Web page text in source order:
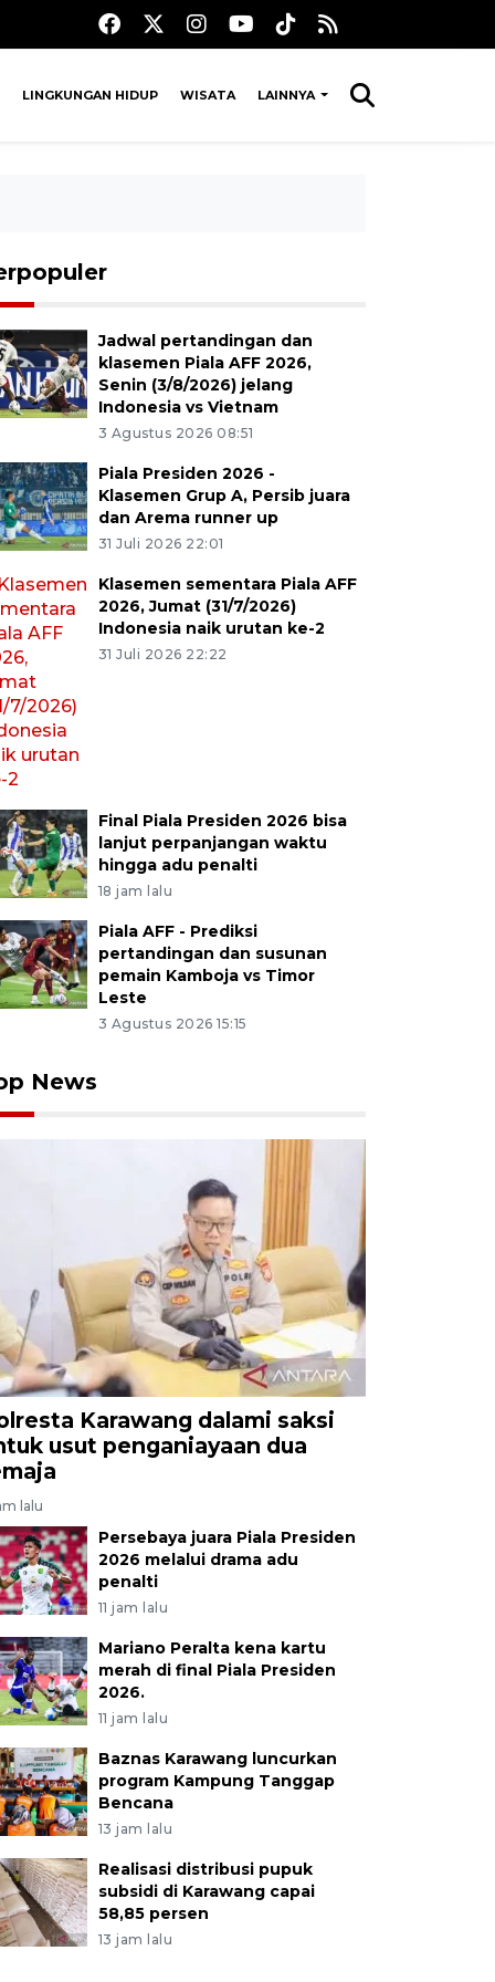
LINGKUNGAN HIDUP WISATA LAINNYA
Jadwal pertandingan dan
klasemen Piala AFF 2026,
Senin (3/8/2026) jelang
Indonesia vs Vietnam
3 Agustus 2026 08:51
Piala Presiden 2026 -
Klasemen Grup A, Persib juara
dan Arema runner up
31 Juli 2026 22:01
Klasemen sementara Piala AFF
2026, Jumat (31/7/2026)
Indonesia naik urutan ke-2
31 Juli 2026 22:22
Final Piala Presiden 2026 bisa
lanjut perpanjangan waktu
hingga adu penalti
18 jam lalu
Piala AFF - Prediksi
pertandingan dan susunan
pemain Kamboja vs Timor
Leste
3 Agustus 2026 15:15
News
Karawang dalami saksi
usut penganiayaan dua
lalu
Persebaya juara Piala Presiden
2026 melalui drama adu
penalti
11 jam lalu
Mariano Peralta kena kartu
merah di final Piala Presiden
2026.
11 jam lalu
Baznas Karawang luncurkan
program Kampung Tanggap
Bencana
13 jam lalu
Realisasi distribusi pupuk
subsidi di Karawang capai
58,85 persen
13 jam lalu